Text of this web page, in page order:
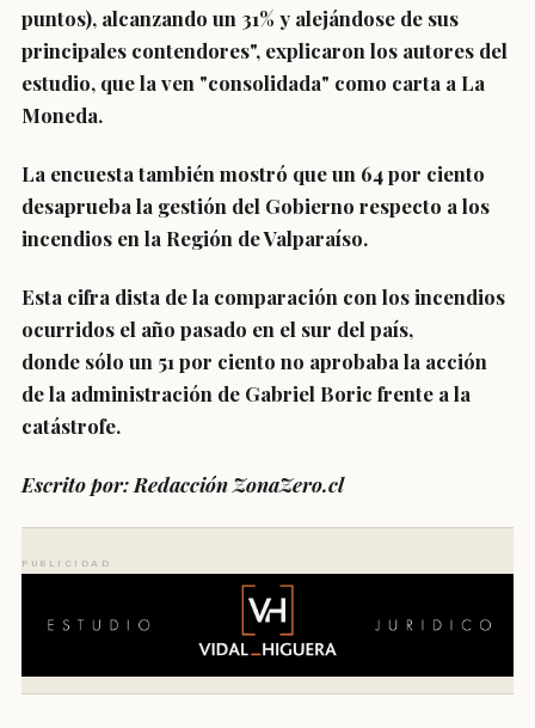
puntos), alcanzando un 31% y alejándose de sus
principales contendores", explicaron los autores del
estudio, que la ven "consolidada" como carta a La
Moneda.
La encuesta también mostró queun 64 por ciento
desaprueba la gestión del Gobierno respecto a los
incendios en la Región de Valparaíso.
Esta cifra dista de la comparación con los incendios
ocurridos el año pasado en el sur del país,
donde sólo un 51 por ciento no aprobaba la acción
de la administración de Gabriel Boric frente a la
catástrofe.
Escrito por: Redacción ZonaZero.cl
PUBLICIDAD